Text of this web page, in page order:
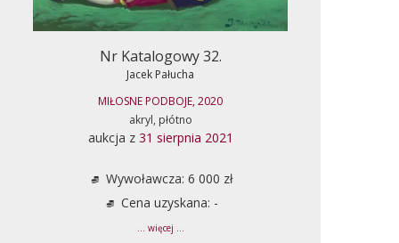
Nr Katalogowy 32.
Jacek Pałucha
MIŁOSNE PODBOJE, 2020
akryl, płótno
aukcja z 31 sierpnia 2021
Wywoławcza: 6 000 zł
Cena uzyskana: -
... więcej ...